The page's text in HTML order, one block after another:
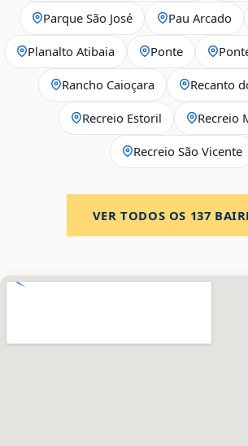
Parque São José Pau Arcado
Planalto Atibaia Ponte
Rancho Caioçara Recanto
Recreio Estoril Recreio
Recreio São Vicente
VER TODOS OS 137